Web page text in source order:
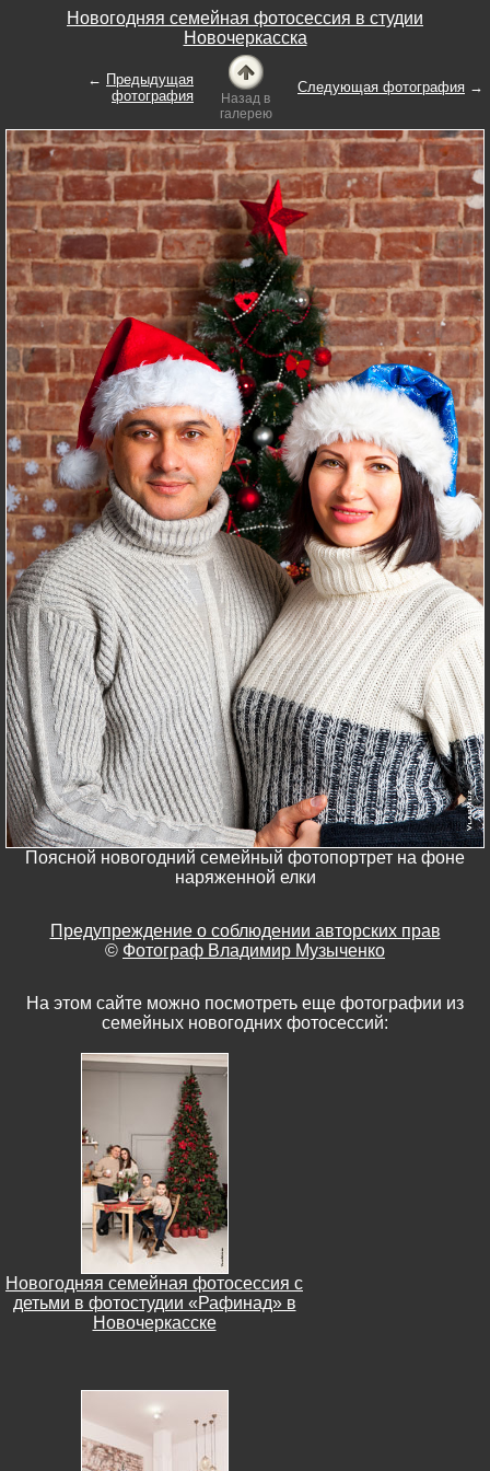
Новогодняя семейная фотосессия в студии
Новочеркасска
← Предыдущая
фотография
Назад в
галерею
Следующая фотография →
Поясной новогодний семейный фотопортрет на фоне
наряженной елки
Предупреждение о соблюдении авторских прав
© Фотограф Владимир Музыченко
На этом сайте можно посмотреть еще фотографии из
семейных новогодних фотосессий:
Новогодняя семейная фотосессия с
детьми в фотостудии «Рафинад» в
Новочеркасске